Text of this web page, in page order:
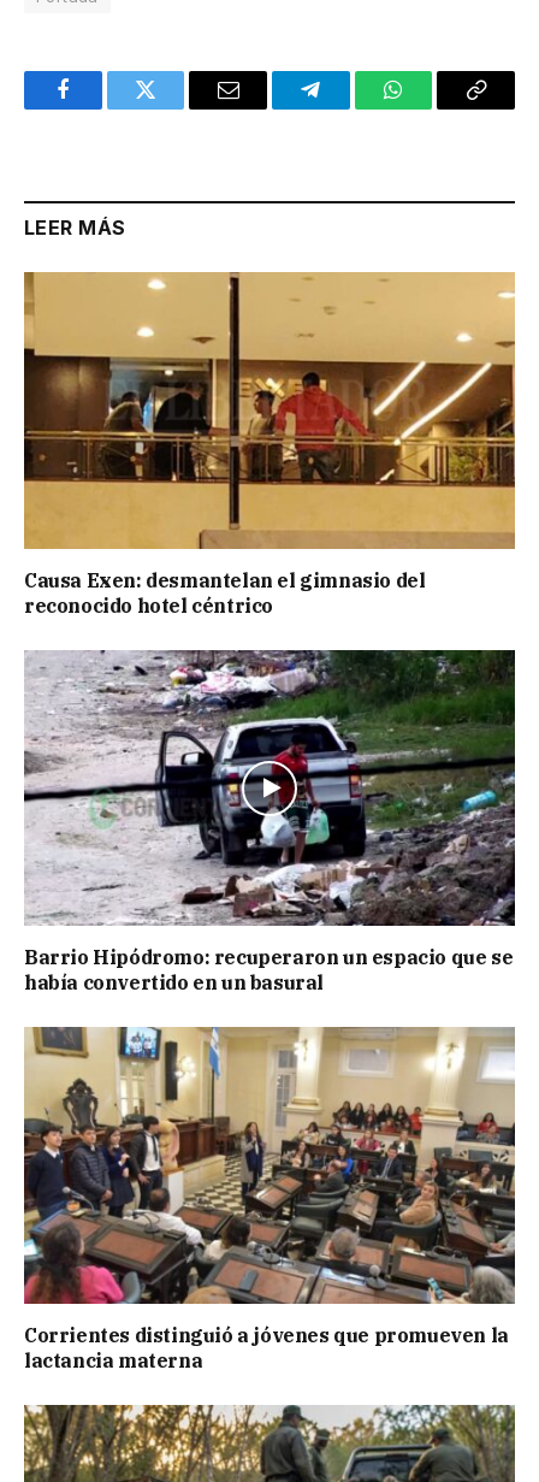
FacebookTwitter Email TelegramWhatsAppCopy
LEER MÁS
Causa Exen: desmantelan el gimnasio del
reconocido hotel céntrico
Barrio Hipódromo: recuperaron un espacio que se
había convertido en un basural
Corrientes distinguió a jóvenes que promueven la
lactancia materna